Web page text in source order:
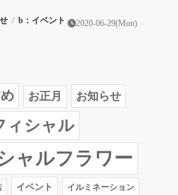
2020-06-29(Mon)
/ b：イベント
お正月 お知らせ
ィシャル
ャルフラワー
イベント イルミネーション